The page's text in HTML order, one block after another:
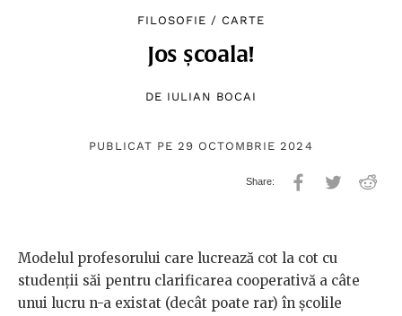
FILOSOFIE / CARTE
Jos școala!
DE IULIAN BOCAI
PUBLICAT PE 29 OCTOMBRIE 2024
Modelul profesorului care lucrează cot la cot cu
studenții săi pentru clarificarea cooperativă a câte
unui lucru n-a existat (decât poate rar) în școlile